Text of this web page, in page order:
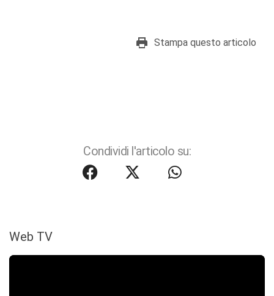
Stampa questo articolo
Condividi l'articolo su:
Web TV